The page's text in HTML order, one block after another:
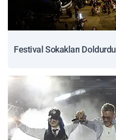
Festival Sokakları Doldurdu